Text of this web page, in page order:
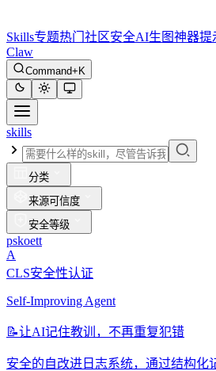
Skills专题热门 社区安全AI生图神器提
Claw
Command+K
skills
分类
来源可信度
安全等级
pskoett
A
CLS安全性认证
Self-Improving Agent
📝让AI记住教训，不再重复犯错
安全的自改进日志系统，通过结构化